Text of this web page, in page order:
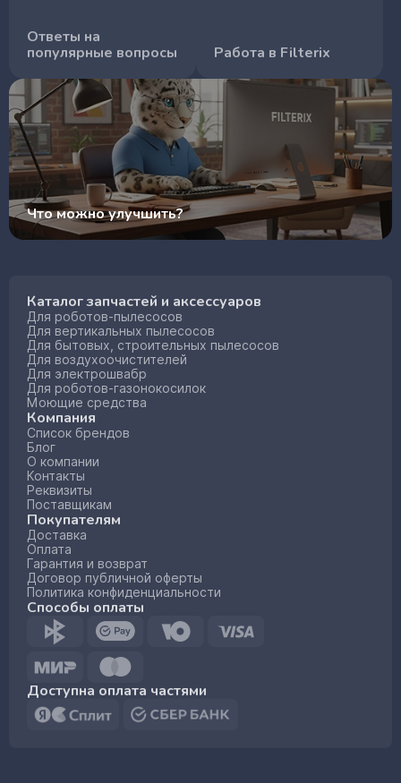
Ответы на
популярные вопросы
Работа в Filterix
Что можно улучшить?
Каталог запчастей и аксессуаров
Для роботов-пылесосов
Для вертикальных пылесосов
Для бытовых, строительных пылесосов
Для воздухоочистителей
Для электрошвабр
Для роботов-газонокосилок
Моющие средства
Компания
Список брендов
Блог
О компании
Контакты
Реквизиты
Поставщикам
Покупателям
Доставка
Оплата
Гарантия и возврат
Договор публичной оферты
Политика конфиденциальности
Способы оплаты
Доступна оплата частями